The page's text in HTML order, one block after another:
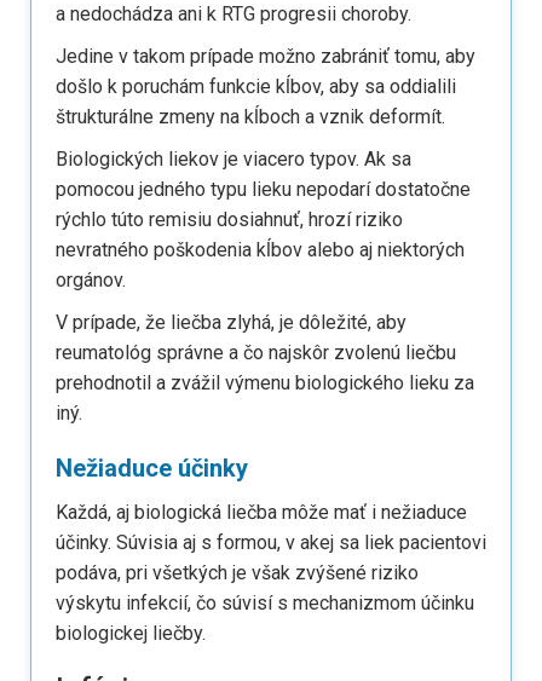
a nedochádza ani k RTG progresii choroby.
Jedine v takom prípade možno zabrániť tomu, aby
došlo k poruchám funkcie kĺbov, aby sa oddialili
štrukturálne zmeny na kĺboch a vznik deformít.
Biologických liekov je viacero typov. Ak sa
pomocou jedného typu lieku nepodarí dostatočne
rýchlo túto remisiu dosiahnuť, hrozí riziko
nevratného poškodenia kĺbov alebo aj niektorých
orgánov.
V prípade, že liečba zlyhá, je dôležité, aby
reumatológ správne a čo najskôr zvolenú liečbu
prehodnotil a zvážil výmenu biologického lieku za
iný.
Nežiaduce účinky
Každá, aj biologická liečba môže mať i nežiaduce
účinky. Súvisia aj s formou, v akej sa liek pacientovi
podáva, pri všetkých je však zvýšené riziko
výskytu infekcií, čo súvisí s mechanizmom účinku
biologickej liečby.